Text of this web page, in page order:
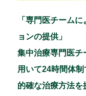
「専門医チーム
ョンの提供」
集中治療専門医チ
用いて24時間体
的確な治療方法